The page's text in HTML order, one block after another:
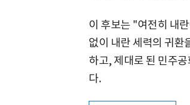
이 후보는 "여전히 내
없이 내란 세력의 귀
하고, 제대로 된 민주
다.